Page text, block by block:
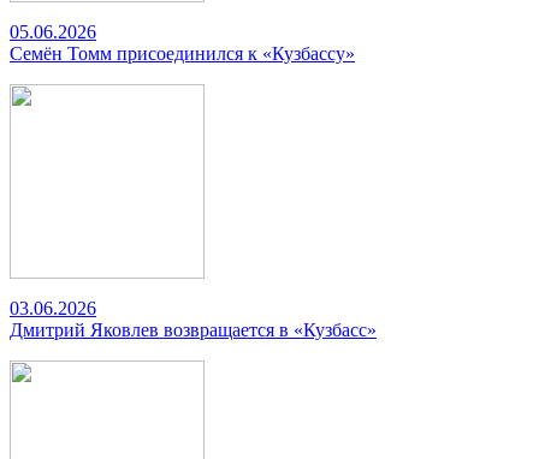
05.06.2026
Семён Томм присоединился к «Кузбассу»
03.06.2026
Дмитрий Яковлев возвращается в «Кузбасс»